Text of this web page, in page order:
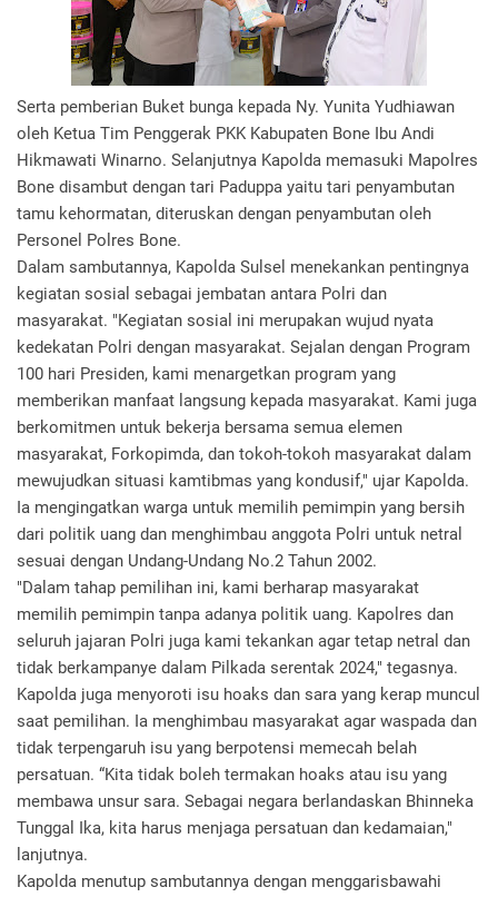
Serta pemberian Buket bunga kepada Ny. Yunita Yudhiawan
oleh Ketua Tim Penggerak PKK Kabupaten Bone Ibu Andi
Hikmawati Winarno. Selanjutnya Kapolda memasuki Mapolres
Bone disambut dengan tari Paduppa yaitu tari penyambutan
tamu kehormatan, diteruskan dengan penyambutan oleh
Personel Polres Bone.
Dalam sambutannya, Kapolda Sulsel menekankan pentingnya
kegiatan sosial sebagai jembatan antara Polri dan
masyarakat. "Kegiatan sosial ini merupakan wujud nyata
kedekatan Polri dengan masyarakat. Sejalan dengan Program
100 hari Presiden, kami menargetkan program yang
memberikan manfaat langsung kepada masyarakat. Kami juga
berkomitmen untuk bekerja bersama semua elemen
masyarakat, Forkopimda, dan tokoh-tokoh masyarakat dalam
mewujudkan situasi kamtibmas yang kondusif," ujar Kapolda.
Ia mengingatkan warga untuk memilih pemimpin yang bersih
dari politik uang dan menghimbau anggota Polri untuk netral
sesuai dengan Undang-Undang No.2 Tahun 2002.
"Dalam tahap pemilihan ini, kami berharap masyarakat
memilih pemimpin tanpa adanya politik uang. Kapolres dan
seluruh jajaran Polri juga kami tekankan agar tetap netral dan
tidak berkampanye dalam Pilkada serentak 2024," tegasnya.
Kapolda juga menyoroti isu hoaks dan sara yang kerap muncul
saat pemilihan. Ia menghimbau masyarakat agar waspada dan
tidak terpengaruh isu yang berpotensi memecah belah
persatuan. “Kita tidak boleh termakan hoaks atau isu yang
membawa unsur sara. Sebagai negara berlandaskan Bhinneka
Tunggal Ika, kita harus menjaga persatuan dan kedamaian,"
lanjutnya.
Kapolda menutup sambutannya dengan menggarisbawahi